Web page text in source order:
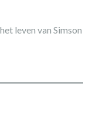
leven van Simson